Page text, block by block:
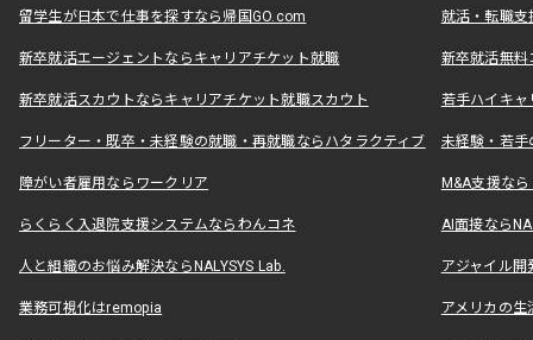
留学生が日本で仕事を探すなら帰国GO.com 就活・転職
新卒就活エージェントならキャリアチケット就職 新卒就活無料
新卒就活スカウトならキャリアチケット就職スカウト 若手ハイキ
フリーター・既卒・未経験の就職・再就職ならハタラクティブ 未経験・若手
障がい者雇用ならワークリア M&A支援な
らくらく入退院支援システムならわんコネ AI面接なら
人と組織のお悩み解決ならNALYSYS Lab. アジャイル
業務可視化はremopia アメリカの